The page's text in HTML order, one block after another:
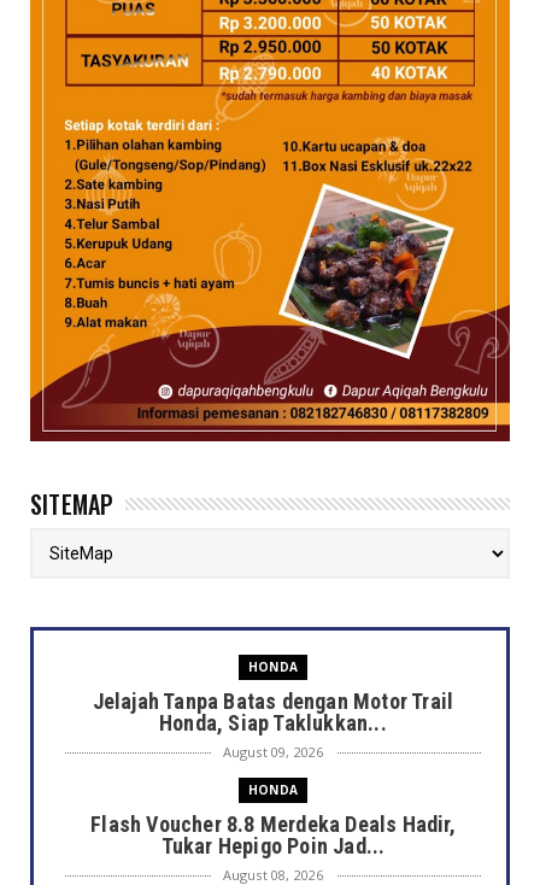
SITEMAP
HONDA
Jelajah Tanpa Batas dengan Motor Trail
Honda, Siap Taklukkan...
August 09, 2026
HONDA
Flash Voucher 8.8 Merdeka Deals Hadir,
Tukar Hepigo Poin Jad...
August 08, 2026